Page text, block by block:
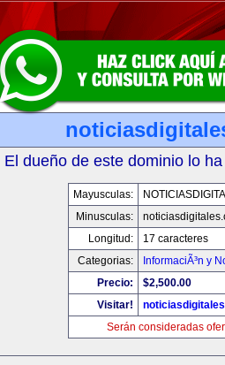
El dueño de este dominio lo
Mayusculas:
Minusculas:
Longitud:
17 caracteres
Categorias:
InformaciÃ³n y
Precio:
$2,500.00
Visitar!
Serán consideradas